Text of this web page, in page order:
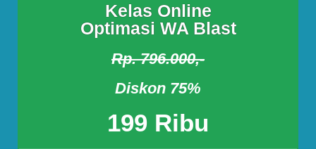
Kelas Online
Optimasi WA Blast
Rp. 796.000,-
Diskon 75%
199 Ribu